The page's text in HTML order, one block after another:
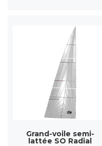
Grand-voile semi-
lattée SO Radial